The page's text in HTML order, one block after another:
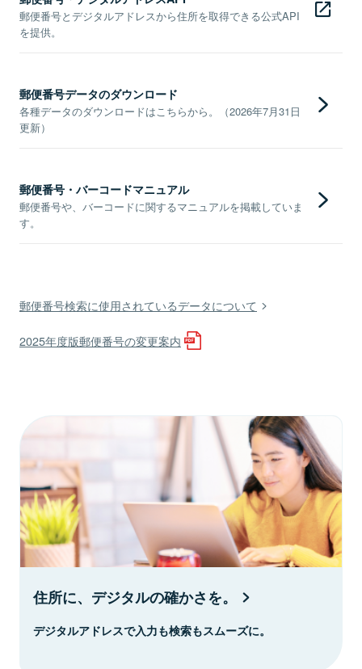
郵便番号とデジタルアドレスから住所を取得できる公式API
を提供。
郵便番号データのダウンロード
各種データのダウンロードはこちらから。（2026年7月31日
更新）
郵便番号・バーコードマニュアル
郵便番号や、バーコードに関するマニュアルを掲載していま
す。
郵便番号検索に使用されているデータについて
2025年度版郵便番号の変更案内
住所に、デジタルの確かさを。
デジタルアドレスで入力も検索もスムーズに。